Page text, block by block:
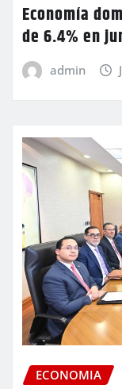
Economía
de 6.4% en
admin
ECONOMIA